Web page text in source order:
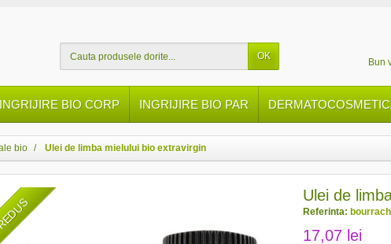
OK
Bun
INGRIJIRE BIO CORP INGRIJIRE BIO PAR
bio Ulei de limba mielului bio extravirgin
Ulei de
Referinta:
17,07 lei